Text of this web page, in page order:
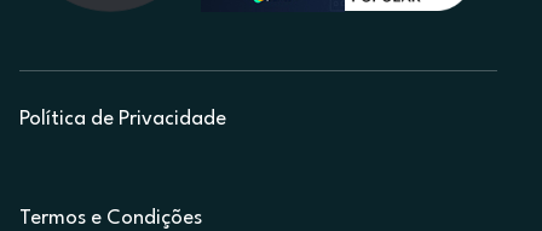
Política de Privacidade
Termos e Condições